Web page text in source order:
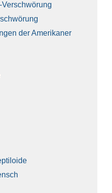
der Ame­ri­ka­ner